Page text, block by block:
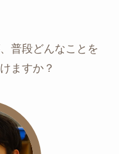
普段どんなことを
ますか？